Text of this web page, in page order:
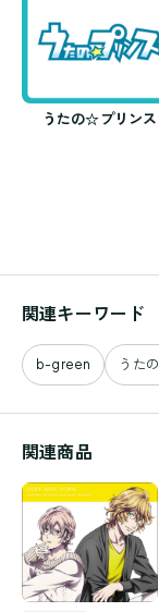
うたの☆プリン
関連キーワード
b-green うた
関連商品